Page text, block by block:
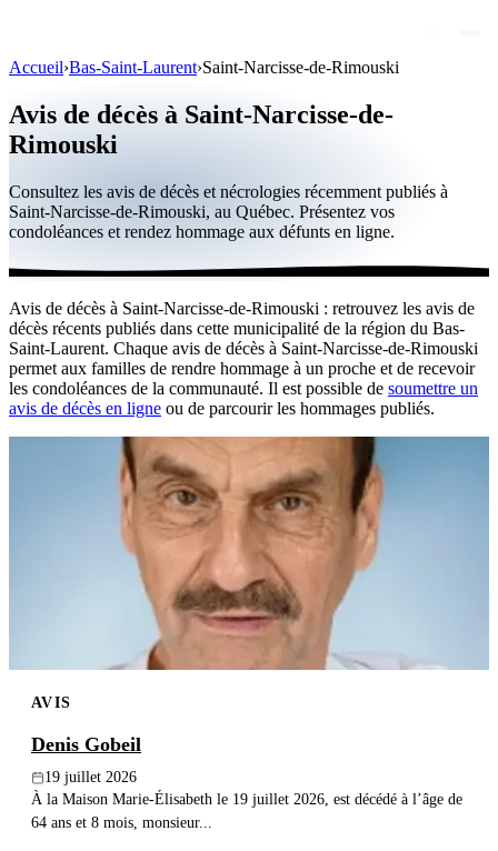
Personnalités publiques
Canada
Par ville
Maisons funéraires
Éternea
Publier un avis
Accueil›Bas-Saint-Laurent›Saint-Narcisse-de-Rimouski
Avis de décès à Saint-Narcisse-de-
Rimouski
Consultez les avis de décès et nécrologies récemment publiés à
Saint-Narcisse-de-Rimouski, au Québec. Présentez vos
condoléances et rendez hommage aux défunts en ligne.
Avis de décès à Saint-Narcisse-de-Rimouski : retrouvez les avis de
décès récents publiés dans cette municipalité de la région du Bas-
Saint-Laurent. Chaque avis de décès à Saint-Narcisse-de-Rimouski
permet aux familles de rendre hommage à un proche et de recevoir
les condoléances de la communauté. Il est possible de soumettre un
avis de décès en ligne ou de parcourir les hommages publiés.
AVIS
Denis Gobeil
19 juillet 2026
À la Maison Marie-Élisabeth le 19 juillet 2026, est décédé à l’âge de
64 ans et 8 mois, monsieur...